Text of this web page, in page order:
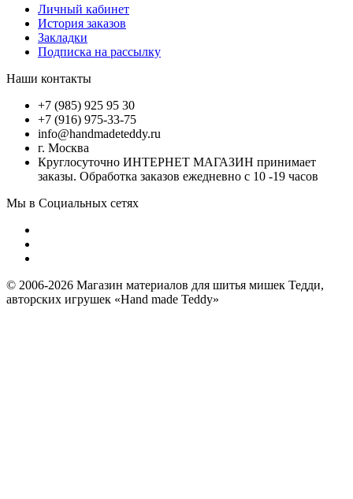
Личный кабинет
История заказов
Закладки
Подписка на рассылку
Наши контакты
+7 (985) 925 95 30
+7 (916) 975-33-75
info@handmadeteddy.ru
г. Москва
Круглосуточно ИНТЕРНЕТ МАГАЗИН принимает
заказы. Обработка заказов ежедневно с 10 -19 часов
Мы в Социальных сетях
© 2006-2026 Магазин материалов для шитья мишек Тедди,
авторских игрушек «Hand made Teddy»